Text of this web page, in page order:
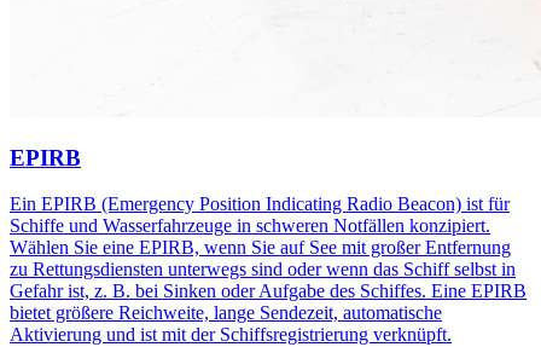
EPIRB
Ein EPIRB (Emergency Position Indicating Radio Beacon) ist für
Schiffe und Wasserfahrzeuge in schweren Notfällen konzipiert.
Wählen Sie eine EPIRB, wenn Sie auf See mit großer Entfernung
zu Rettungsdiensten unterwegs sind oder wenn das Schiff selbst in
Gefahr ist, z. B. bei Sinken oder Aufgabe des Schiffes. Eine EPIRB
bietet größere Reichweite, lange Sendezeit, automatische
Aktivierung und ist mit der Schiffsregistrierung verknüpft.